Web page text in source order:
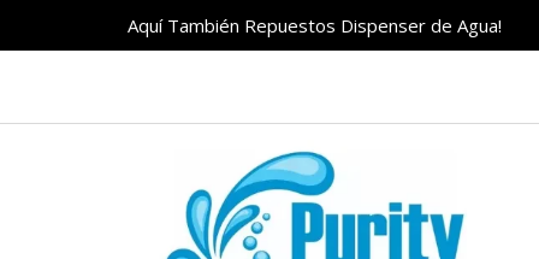
Aquí También Repuestos Dispenser de Agua!